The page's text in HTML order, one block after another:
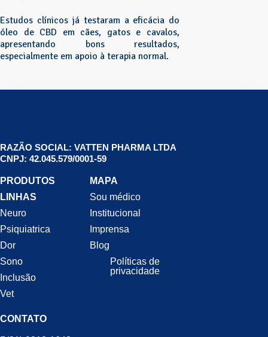
Estudos clínicos já testaram a eficácia do
óleo de CBD em cães, gatos e cavalos,
apresentando bons resultados,
especialmente em apoio à terapia normal.
RAZÃO SOCIAL: VATTEN PHARMA LTDA
CNPJ: 42.045.579/0001-59
PRODUTOS
LINHAS
Neuro
Psiquiatrica
Dor
Sono
Inclusão
Vet
MAPA
Sou médico
Institucional
Imprensa
Blog
Políticas de
privacidade
CONTATO